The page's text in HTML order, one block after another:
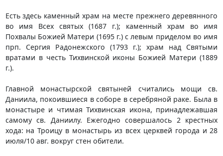
Есть здесь каменный храм на месте прежнего деревянного
во имя Всех святых (1687 г.); каменный храм во имя
Похвалы Божией Матери (1695 г.) с левым приделом во имя
прп. Сергия Радонежского (1793 г.); храм над Святыми
вратами в честь Тихвинской иконы Божией Матери (1889
г.).
Главной монастырской святыней считались мощи св.
Даниила, покоившиеся в соборе в серебряной раке. Была в
монастыре и чтимая Тихвинская икона, принадлежавшая
самому св. Даниилу. Ежегодно совершалось 2 крестных
хода: на Троицу в монастырь из всех церквей города и 28
июля/10 авг. вокруг стен обители.